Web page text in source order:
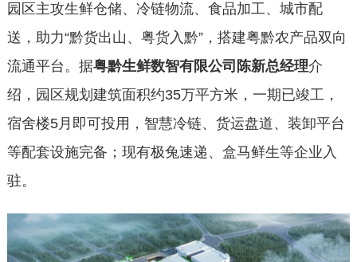
园区主攻生鲜仓储、冷链物流、食品加工、城市配
送，助力“黔货出山、粤货入黔”，搭建粤黔农产品双向
流通平台。据粤黔生鲜数智有限公司陈新总经理介
绍，园区规划建筑面积约35万平方米，一期已竣工，
宿舍楼5月即可投用，智慧冷链、货运盘道、装卸平台
等配套设施完备；现有极兔速递、盒马鲜生等企业入
驻。